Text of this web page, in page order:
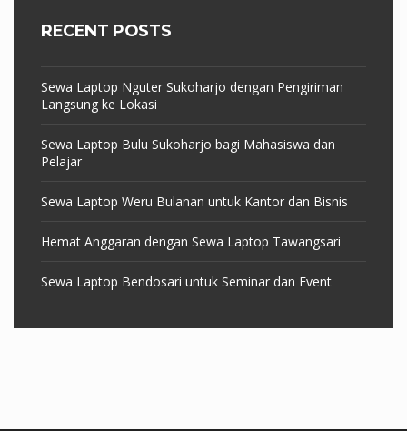
RECENT POSTS
Sewa Laptop Nguter Sukoharjo dengan Pengiriman
Langsung ke Lokasi
Sewa Laptop Bulu Sukoharjo bagi Mahasiswa dan
Pelajar
Sewa Laptop Weru Bulanan untuk Kantor dan Bisnis
Hemat Anggaran dengan Sewa Laptop Tawangsari
Sewa Laptop Bendosari untuk Seminar dan Event